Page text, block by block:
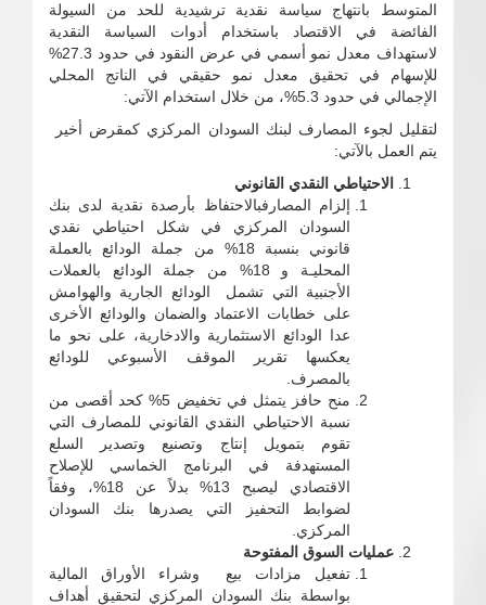
المتوسط بانتهاج سياسة نقدية ترشيدية للحد من السيولة
الفائضة في الاقتصاد باستخدام أدوات السياسة النقدية
لاستهداف معدل نمو أسمي في عرض النقود في حدود 27.3%
للإسهام في تحقيق معدل نمو حقيقي في الناتج المحلي
الإجمالي في حدود 5.3%، من خلال استخدام الآتي:
لتقليل لجوء المصارف لبنك السودان المركزي كمقرض أخير
يتم العمل بالآتي:
الاحتياطي النقدي القانوني
‌إلزام المصارفبالاحتفاظ بأرصدة نقدية لدى بنك
السودان المركزي في شكل احتياطي نقدي
قانوني بنسبة 18% من جملة الودائع بالعملة
المحليـة و 18% من جملة الودائع بالعملات
الأجنبية التي تشمل الودائع الجارية والهوامش
على خطابات الاعتماد والضمان والودائع الأخرى
عدا الودائع الاستثمارية والادخارية، على نحو ما
يعكسها تقرير الموقف الأسبوعي للودائع
بالمصرف.
‌منح حافز يتمثل في تخفيض 5% كحد أقصى من
نسبة الاحتياطي النقدي القانوني للمصارف التي
تقوم بتمويل إنتاج وتصنيع وتصدير السلع
المستهدفة في البرنامج الخماسي للإصلاح
الاقتصادي ليصبح 13% بدلاً عن 18%، وفقاً
لضوابط التحفيز التي يصدرها بنك السودان
المركزي.
عمليات السوق المفتوحة
تفعيل مزادات بيع وشراء الأوراق المالية
بواسطة بنك السودان المركزي لتحقيق أهداف